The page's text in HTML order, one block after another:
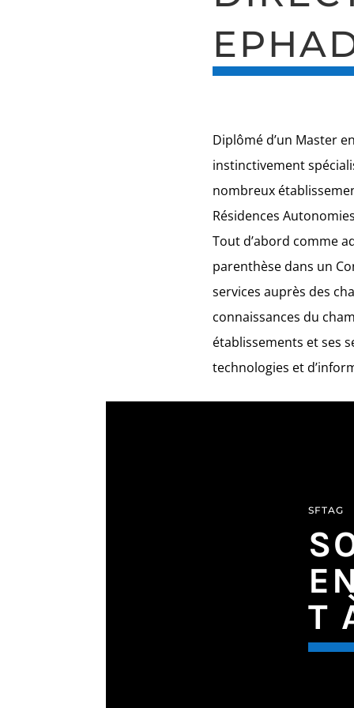
Diplômé d’un Master
instinctivement
nombreux
Résidences
Tout d’abord comme
parenthèse dans un
services auprès des
connaissances du
établissements et ses
technologies et
SFTAG
T